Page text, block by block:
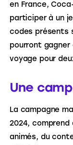
en France,
participer à un
codes présents
pourront gagner
voyage pour
Une
La campagne
2024,
animés, du